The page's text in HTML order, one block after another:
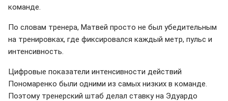
команде.
По словам тренера, Матвей просто не был убедительным
на тренировках, где фиксировался каждый метр, пульс и
интенсивность.
Цифровые показатели интенсивности действий
Пономаренко были одними из самых низких в команде.
Поэтому тренерский штаб делал ставку на Эдуардо